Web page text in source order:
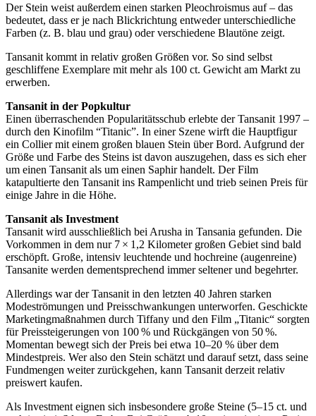
Der Stein weist außerdem einen starken Pleochroismus auf – das
bedeutet, dass er je nach Blickrichtung entweder unterschiedliche
Farben (z. B. blau und grau) oder verschiedene Blautöne zeigt.
Tansanit kommt in relativ großen Größen vor. So sind selbst
geschliffene Exemplare mit mehr als 100 ct. Gewicht am Markt zu
erwerben.
Tansanit in der Popkultur
Einen überraschenden Popularitätsschub erlebte der Tansanit 1997 –
durch den Kinofilm “Titanic”. In einer Szene wirft die Hauptfigur
ein Collier mit einem großen blauen Stein über Bord. Aufgrund der
Größe und Farbe des Steins ist davon auszugehen, dass es sich eher
um einen Tansanit als um einen Saphir handelt. Der Film
katapultierte den Tansanit ins Rampenlicht und trieb seinen Preis für
einige Jahre in die Höhe.
Tansanit als Investment
Tansanit wird ausschließlich bei Arusha in Tansania gefunden. Die
Vorkommen in dem nur 7 × 1,2 Kilometer großen Gebiet sind bald
erschöpft. Große, intensiv leuchtende und hochreine (augenreine)
Tansanite werden dementsprechend immer seltener und begehrter.
Allerdings war der Tansanit in den letzten 40 Jahren starken
Modeströmungen und Preisschwankungen unterworfen. Geschickte
Marketingmaßnahmen durch Tiffany und den Film „Titanic“ sorgten
für Preissteigerungen von 100 % und Rückgängen von 50 %.
Momentan bewegt sich der Preis bei etwa 10–20 % über dem
Mindestpreis. Wer also den Stein schätzt und darauf setzt, dass seine
Fundmengen weiter zurückgehen, kann Tansanit derzeit relativ
preiswert kaufen.
Als Investment eignen sich insbesondere große Steine (5–15 ct. und